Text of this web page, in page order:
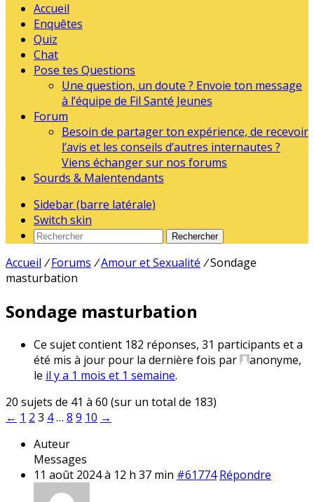
Accueil
Enquêtes
Quiz
Chat
Pose tes Questions
Une question, un doute ? Envoie ton message
à l’équipe de Fil Santé Jeunes
Forum
Besoin de partager ton expérience, de recevoir
l’avis et les conseils d’autres internautes ?
Viens échanger sur nos forums
Sourds & Malentendants
Sidebar (barre latérale)
Switch skin
Rechercher
Accueil / Forums /Amour et Sexualité /Sondage
masturbation
Sondage masturbation
Ce sujet contient 182 réponses, 31 participants et a
été mis à jour pour la dernière fois par
anonyme,
le il y a 1 mois et 1 semaine.
20 sujets de 41 à 60 (sur un total de 183)
← 1 2 3 4… 8 9 10 →
Auteur
Messages
11 août 2024 à 12 h 37 min #61774 Répondre